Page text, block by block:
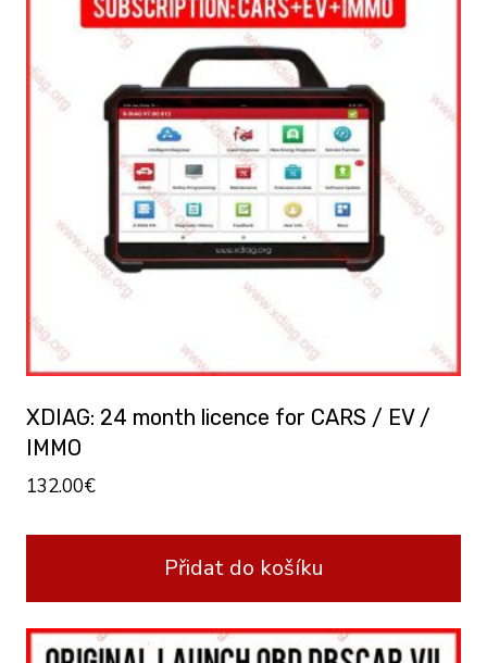
XDIAG: 24 month licence for CARS / EV /
IMMO
132.00€
Přidat do košíku